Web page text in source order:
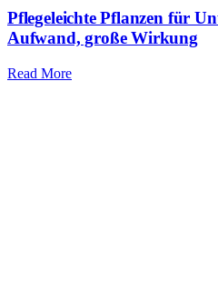
Pflegeleichte Pflanzen für
Aufwand, große Wirkung
Read More